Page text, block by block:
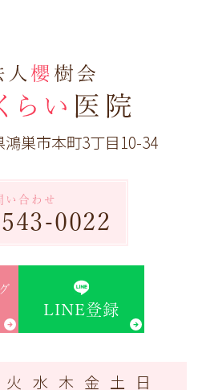
鴻巣市本町3丁目10-34
い合わせ
0022
LINE登録
火 水 木 金 土 日